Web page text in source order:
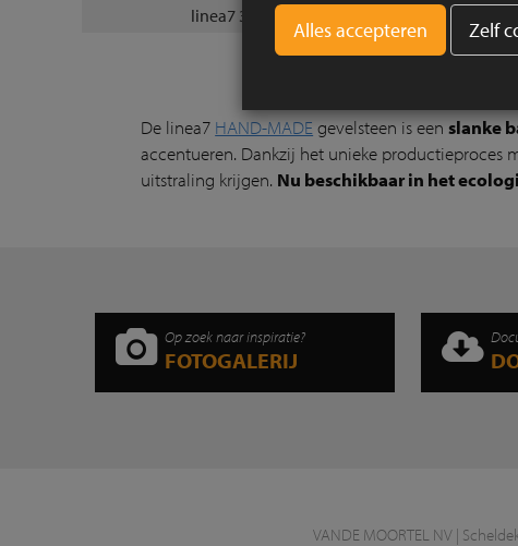
linea7 3016
De linea7 HAND-MADE gevelsteen is eenslanke
accentueren. Dankzij het unieke productieproces
uitstraling krijgen. Nu beschikbaar in het
Op zoek naar inspiratie?
FOTOGALERIJ
VANDE MOORTEL NV |
Zelf